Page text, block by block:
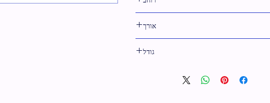
אורך
גודל